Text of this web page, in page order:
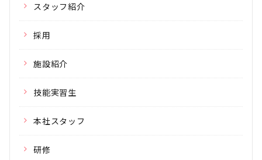
スタッフ紹介
採用
施設紹介
技能実習生
本社スタッフ
研修